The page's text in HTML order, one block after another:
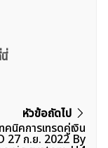
หัวข้อถัดไป
คนิคการเทรดคู่เงิน
27 ก.ย. 2022 By